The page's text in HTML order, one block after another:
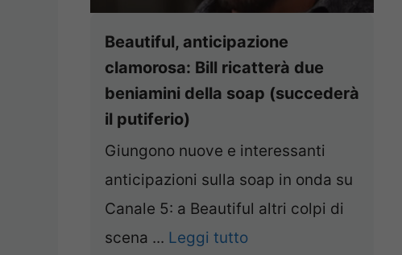
Beautiful, anticipazione
clamorosa: Bill ricatterà due
beniamini della soap (succederà
il putiferio)
Giungono nuove e interessanti
anticipazioni sulla soap in onda su
Canale 5: a Beautiful altri colpi di
scena ... Leggi tutto